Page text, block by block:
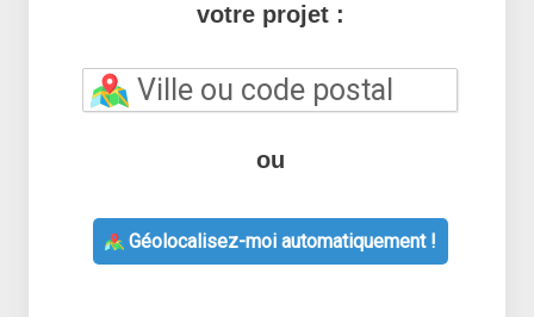
votre projet :
ou
Géolocalisez-moi automatiquement !